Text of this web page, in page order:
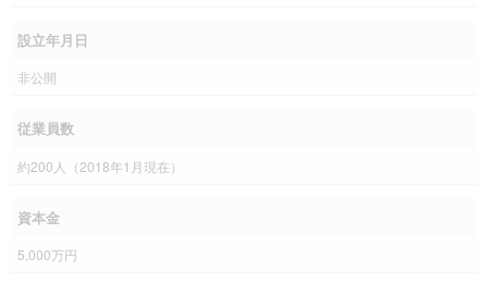
設立年月日
非公開
従業員数
約200人（2018年1月現在）
資本金
5,000万円